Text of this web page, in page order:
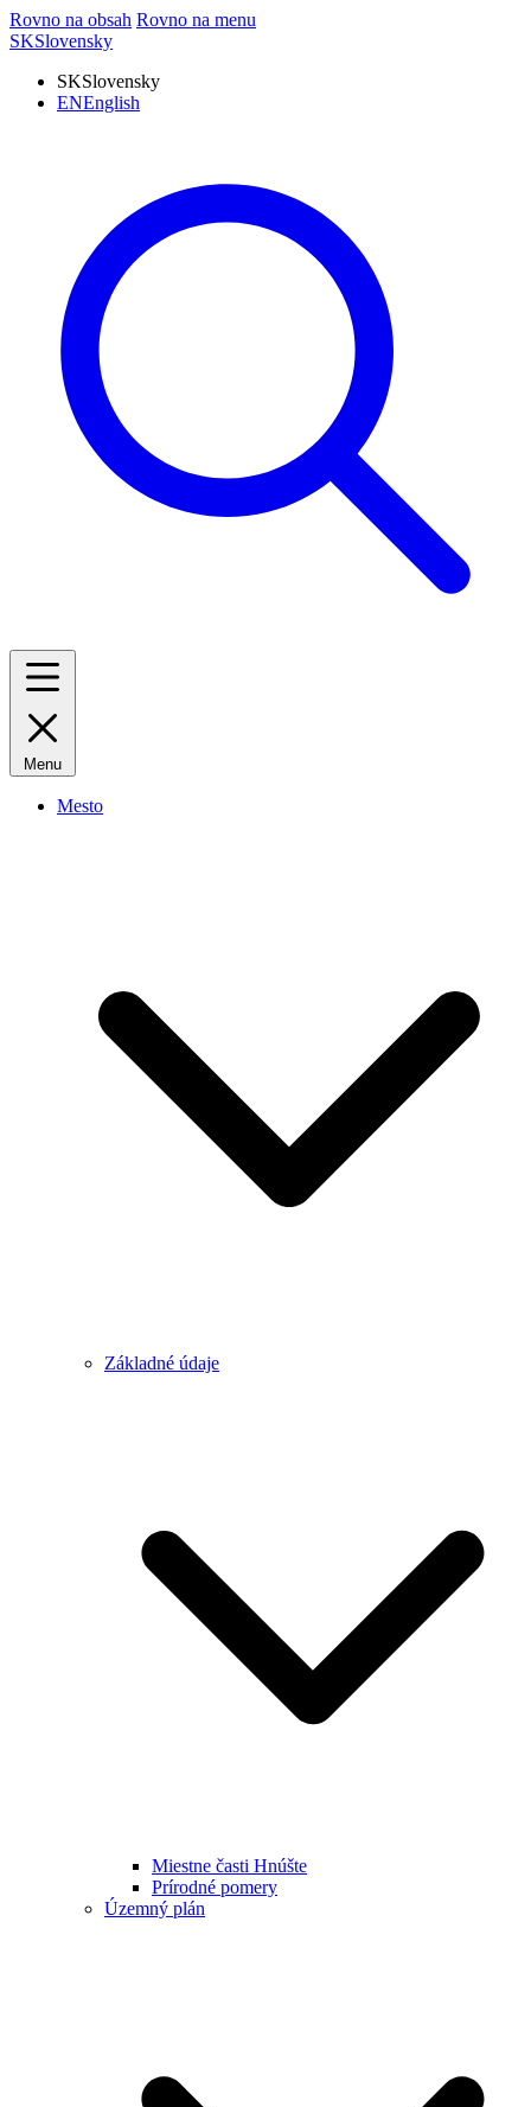
Rovno na obsah Rovno na menu
SKSlovensky
SKSlovensky
ENEnglish
Menu
Mesto
Základné údaje
Miestne časti Hnúšte
Prírodné pomery
Územný plán